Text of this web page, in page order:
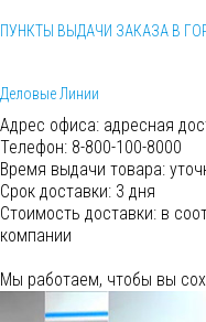
ПУНКТЫ ВЫДАЧИ ЗАКАЗА В
Деловые Линии
Адрес офиса: адресная
Телефон: 8-800-100-8000
Время выдачи товара:
Срок доставки: 3 дня
Cтоимость доставки: в
компании
Мы работаем, чтобы вы